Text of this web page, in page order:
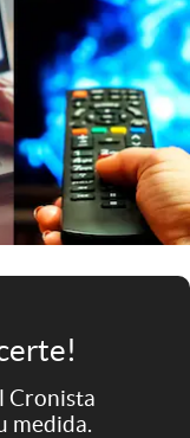
Cronista
medida.